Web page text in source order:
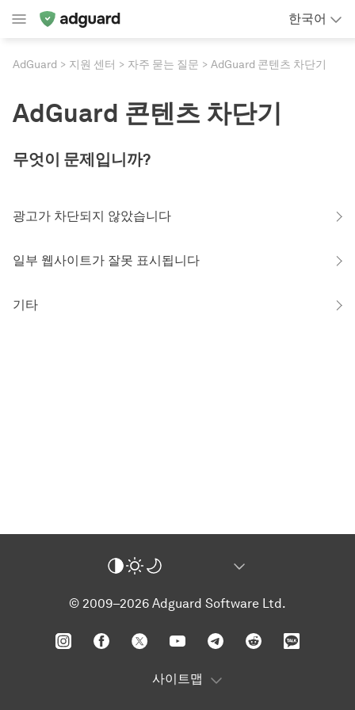
한국어
AdGuard 지원 센터 자주 묻는 질문 AdGuard 콘텐츠 차단기
AdGuard 콘텐츠 차단기
무엇이 문제입니까?
광고가 차단되지 않았습니다
일부 웹사이트가 잘못 표시됩니다
기타
© 2009–2026 Adguard Software Ltd.
사이트맵